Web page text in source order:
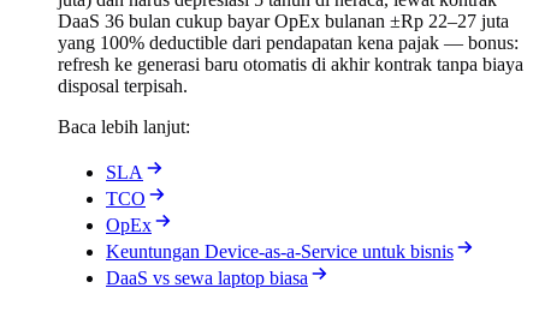
DaaS 36 bulan cukup bayar OpEx bulanan ±Rp 22–27 juta
yang 100% deductible dari pendapatan kena pajak — bonus:
refresh ke generasi baru otomatis di akhir kontrak tanpa biaya
disposal terpisah.
Baca lebih lanjut:
SLA
TCO
OpEx
Keuntungan Device-as-a-Service untuk bisnis
DaaS vs sewa laptop biasa